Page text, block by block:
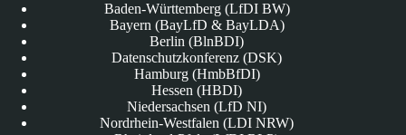
Baden-Württemberg (LfDI BW)
Bayern (BayLfD & BayLDA)
Berlin (BlnBDI)
Datenschutzkonferenz (DSK)
Hamburg (HmbBfDI)
Hessen (HBDI)
Niedersachsen (LfD NI)
Nordrhein-Westfalen (LDI NRW)